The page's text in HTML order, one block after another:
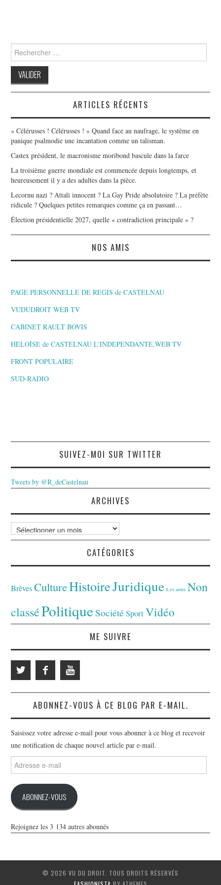
Search
for:
ARTICLES RÉCENTS
« Célérusses ! Célérusses ! » Quand face au naufrage, le système en
panique psalmodie une incantation comme un talisman.
Castex président, le macronisme moribond bascule dans la farce
La troisième guerre mondiale est commencée depuis longtemps, et
heureusement il y a des adultes dans la pièce.
Lecornu nazi ? Attali innocent ? La Gay Pride absolutoire ? La préfète
ridicule ? Quelques petites remarques comme ça en passant…
Élection présidentielle 2027, quelle « contradiction principale » ?
NOS AMIS
PAGE PERSONNELLE DE REGIS de CASTELNAU
VUDUDROIT WEB TV
CABINET RAULT BOVIS
HELOÏSE de CASTELNAU L’INDEPENDANTE,WEB TV
FRONT POPULAIRE
SUD-RADIO
SUIVEZ-MOI SUR TWITTER
Tweets by @R_deCastelnau
ARCHIVES
Archives
CATÉGORIES
Brèves CultureHistoireJuridique Les amis Non
classéPolitiqueSociété SportVidéo
ME SUIVRE
ABONNEZ-VOUS À CE BLOG PAR E-MAIL.
Saisissez votre adresse e-mail pour vous abonner à ce blog et recevoir
une notification de chaque nouvel article par e-mail.
Adresse
e-
ABONNEZ-VOUS
Rejoignez les 3 134 autres abonnés
© 2026 VU DU DROIT. TOUS DROITS RÉSERVÉS